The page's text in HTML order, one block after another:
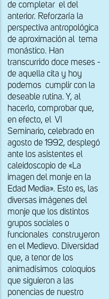
de completar el del
anterior. Reforzaría la
perspectiva antropológica
de aproximación al tema
monástico. Han
transcurrido doce meses -
de aquella cita y hoy
podemos cumplir con la
deseable rutina. Y, al
hacerlo, comprobar que,
en efecto, el VI
Seminario, celebrado en
agosto de 1992, desplegó
ante los asistentes el
caleidoscopio de «La
imagen del monje en la
Edad Media». Esto es, las
diversas imágenes del
monje que los distintos
grupos sociales o
funcionales construyeron
en el Medievo. Diversidad
que, a tenor de los
animadísimos coloquios
que siguieron a las
ponencias de nuestro